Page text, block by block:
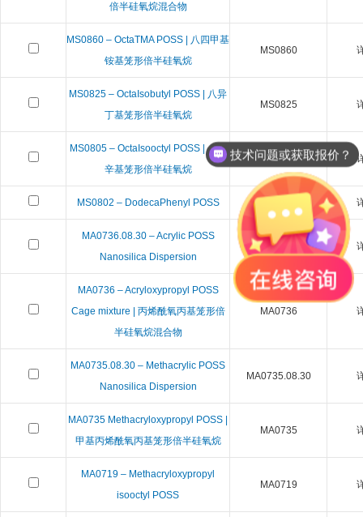
倍半硅氧烷混合物
MS0860 – OctaTMA POSS | 八四甲基
铵基笼形倍半硅氧烷
MS0860
MS0825 – OctaIsobutyl POSS | 八异
丁基笼形倍半硅氧烷
MS0825
MS0805 – OctaIsooctyl POSS | 八异
辛基笼形倍半硅氧烷
MS0805
MS0802 – DodecaPhenyl POSS
MA0736.08.30 – Acrylic POSS
Nanosilica Dispersion
MA0736.08.30
MA0736 – Acryloxypropyl POSS
Cage mixture | 丙烯酰氧丙基笼形倍
半硅氧烷混合物
MA0736
MA0735.08.30 – Methacrylic POSS
Nanosilica Dispersion
MA0735.08.30
MA0735 Methacryloxypropyl POSS |
甲基丙烯酰氧丙基笼形倍半硅氧烷
MA0735
MA0719 – Methacryloxypropyl
isooctyl POSS
MA0719
技术问题或获取报价？